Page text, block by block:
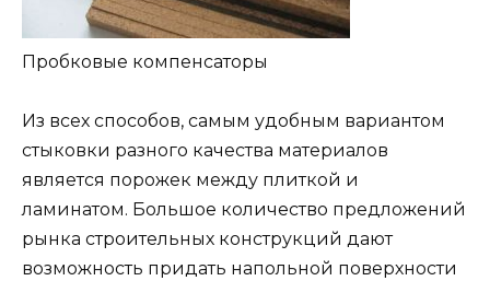
Пробковые компенсаторы
Из всех способов, самым удобным вариантом
стыковки разного качества материалов
является порожек между плиткой и
ламинатом. Большое количество предложений
рынка строительных конструкций дают
возможность придать напольной поверхности